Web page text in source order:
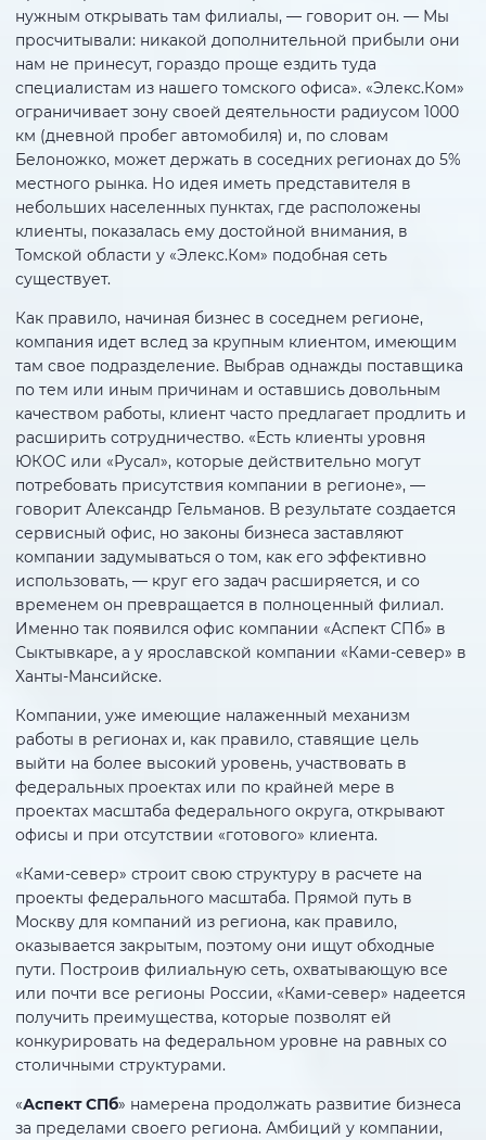
нужным открывать там филиалы, — говорит он. — Мы
просчитывали: никакой дополнительной прибыли они
нам не принесут, гораздо проще ездить туда
специалистам из нашего томского офиса». «Элекс.Ком»
ограничивает зону своей деятельности радиусом 1000
км (дневной пробег автомобиля) и, по словам
Белоножко, может держать в соседних регионах до 5%
местного рынка. Но идея иметь представителя в
небольших населенных пунктах, где расположены
клиенты, показалась ему достойной внимания, в
Томской области у «Элекс.Ком» подобная сеть
существует.
Как правило, начиная бизнес в соседнем регионе,
компания идет вслед за крупным клиентом, имеющим
там свое подразделение. Выбрав однажды поставщика
по тем или иным причинам и оставшись довольным
качеством работы, клиент часто предлагает продлить и
расширить сотрудничество. «Есть клиенты уровня
ЮКОС или «Русал», которые действительно могут
потребовать присутствия компании в регионе», —
говорит Александр Гельманов. В результате создается
сервисный офис, но законы бизнеса заставляют
компании задумываться о том, как его эффективно
использовать, — круг его задач расширяется, и со
временем он превращается в полноценный филиал.
Именно так появился офис компании «Аспект СПб» в
Сыктывкаре, а у ярославской компании «Ками-север» в
Ханты-Мансийске.
Компании, уже имеющие налаженный механизм
работы в регионах и, как правило, ставящие цель
выйти на более высокий уровень, участвовать в
федеральных проектах или по крайней мере в
проектах масштаба федерального округа, открывают
офисы и при отсутствии «готового» клиента.
«Ками-север» строит свою структуру в расчете на
проекты федерального масштаба. Прямой путь в
Москву для компаний из региона, как правило,
оказывается закрытым, поэтому они ищут обходные
пути. Построив филиальную сеть, охватывающую все
или почти все регионы России, «Ками-север» надеется
получить преимущества, которые позволят ей
конкурировать на федеральном уровне на равных со
столичными структурами.
«Аспект СПб» намерена продолжать развитие бизнеса
за пределами своего региона. Амбиций у компании,